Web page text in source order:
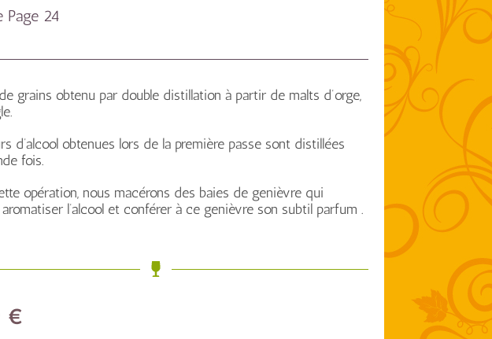
Page 24
grains obtenu par double distillation à partir de malts d’orge,
d’alcool obtenues lors de la première passe sont distillées
fois.
opération, nous macérons des baies de genièvre qui
l’alcool et conférer à ce genièvre son subtil parfum .
€